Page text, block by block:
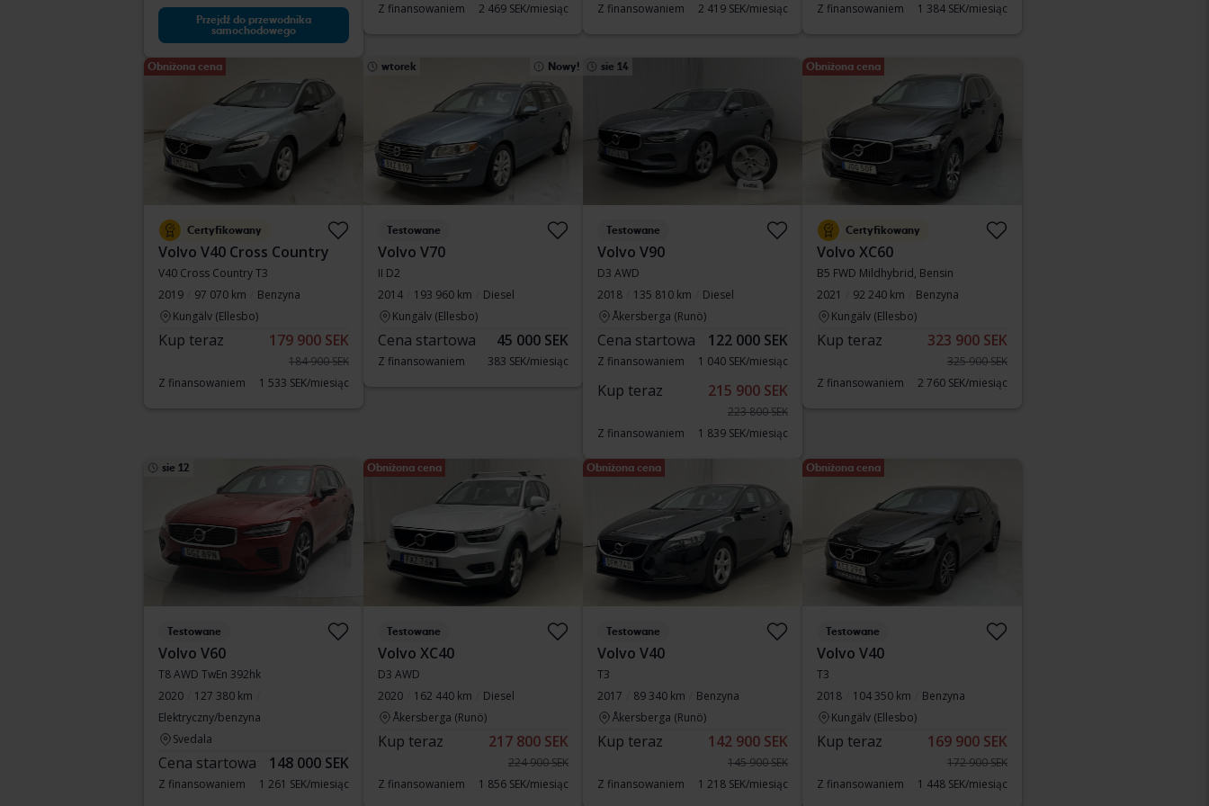
Przejdź do przewodnika
samochodowego
Z finansowaniem
2 469 SEK/miesiąc
Z finansowaniem
2 419 SEK/miesiąc Z finansowaniem 1 384 SEK/miesiąc
Obniżona cena
Certyfikowany
Volvo V40 Cross Country
V40 Cross Country T3
2019
97 070 km
Benzyna
Kungälv (Ellesbo)
Kup teraz 179 900 SEK
184 900 SEK
Z finansowaniem
1 533 SEK/miesiąc
wtorek Nowy!
Testowane
Volvo V70
II D2
2014
193 960 km
Diesel
Kungälv (Ellesbo)
Cena startowa 45 000 SEK
Z finansowaniem 383 SEK/miesiąc
sie 14
Testowane
Volvo V90
D3 AWD
2018
135 810 km
Diesel
Åkersberga (Runö)
Cena startowa 122 000 SEK
Z finansowaniem 1 040 SEK/miesiąc
Kup teraz 215 900 SEK
223 800 SEK
Z finansowaniem
1 839 SEK/miesiąc
Obniżona cena
Certyfikowany
Volvo XC60
B5 FWD Mildhybrid, Bensin
2021
92 240 km
Benzyna
Kungälv (Ellesbo)
Kup teraz 323 900 SEK
325 900 SEK
Z finansowaniem
2 760 SEK/miesiąc
sie 12
Testowane
Volvo V60
T8 AWD TwEn 392hk
2020
127 380 km
Elektryczny/benzyna
Svedala
Cena startowa 148 000 SEK
Z finansowaniem 1 261 SEK/miesiąc
Obniżona cena
Testowane
Volvo XC40
D3 AWD
2020
162 440 km
Diesel
Åkersberga (Runö)
Kup teraz 217 800 SEK
224 900 SEK
Z finansowaniem
1 856 SEK/miesiąc
Obniżona cena
Testowane
Volvo V40
T3
2017
89 340 km
Benzyna
Åkersberga (Runö)
Kup teraz 142 900 SEK
145 900 SEK
Z finansowaniem
1 218 SEK/miesiąc
Obniżona cena
Testowane
Volvo V40
T3
2018
104 350 km
Benzyna
Kungälv (Ellesbo)
Kup teraz 169 900 SEK
172 900 SEK
Z finansowaniem
1 448 SEK/miesiąc